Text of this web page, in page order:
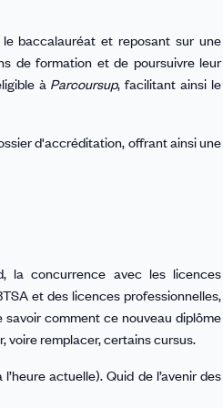
baccalauréat et reposant sur une
de formation et de poursuivre leur
à Parcoursup, facilitant ainsi le
d'accréditation, offrant ainsi une
la concurrence avec les licences
et des licences professionnelles,
comment ce nouveau diplôme
voire remplacer, certains cursus.
actuelle). Quid de l’avenir des